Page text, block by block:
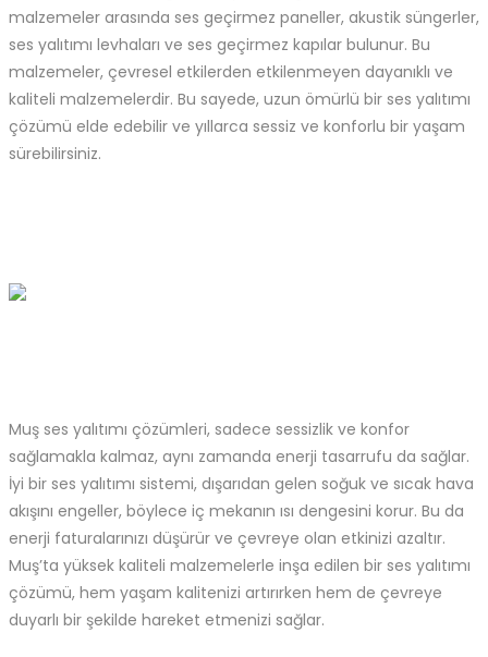
malzemeler arasında ses geçirmez paneller, akustik süngerler,
ses yalıtımı levhaları ve ses geçirmez kapılar bulunur. Bu
malzemeler, çevresel etkilerden etkilenmeyen dayanıklı ve
kaliteli malzemelerdir. Bu sayede, uzun ömürlü bir ses yalıtımı
çözümü elde edebilir ve yıllarca sessiz ve konforlu bir yaşam
sürebilirsiniz.
Muş ses yalıtımı çözümleri, sadece sessizlik ve konfor
sağlamakla kalmaz, aynı zamanda enerji tasarrufu da sağlar.
İyi bir ses yalıtımı sistemi, dışarıdan gelen soğuk ve sıcak hava
akışını engeller, böylece iç mekanın ısı dengesini korur. Bu da
enerji faturalarınızı düşürür ve çevreye olan etkinizi azaltır.
Muş’ta yüksek kaliteli malzemelerle inşa edilen bir ses yalıtımı
çözümü, hem yaşam kalitenizi artırırken hem de çevreye
duyarlı bir şekilde hareket etmenizi sağlar.